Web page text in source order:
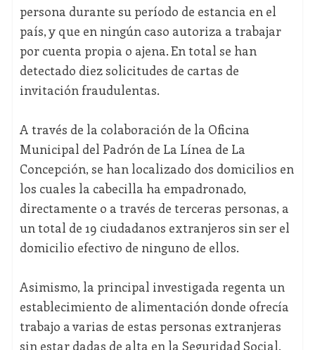
persona durante su período de estancia en el
país, y que en ningún caso autoriza a trabajar
por cuenta propia o ajena. En total se han
detectado diez solicitudes de cartas de
invitación fraudulentas.
A través de la colaboración de la Oficina
Municipal del Padrón de La Línea de La
Concepción, se han localizado dos domicilios en
los cuales la cabecilla ha empadronado,
directamente o a través de terceras personas, a
un total de 19 ciudadanos extranjeros sin ser el
domicilio efectivo de ninguno de ellos.
Asimismo, la principal investigada regenta un
establecimiento de alimentación donde ofrecía
trabajo a varias de estas personas extranjeras
sin estar dadas de alta en la Seguridad Social,